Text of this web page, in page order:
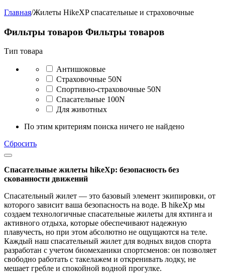
Главная/Жилеты HikeXP спасательные и страховочные
Фильтры товаров Фильтры товаров
Тип товара
Антишоковые
Страховочные 50N
Спортивно-страховочные 50N
Спасательные 100N
Для животных
По этим критериям поиска ничего не найдено
Сбросить
Спасательные жилеты hikeXp: безопасность без
скованности движений
Спасательный жилет — это базовый элемент экипировки, от
которого зависит ваша безопасность на воде. В hikeXp мы
создаем технологичные спасательные жилеты для яхтинга и
активного отдыха, которые обеспечивают надежную
плавучесть, но при этом абсолютно не ощущаются на теле.
Каждый наш спасательный жилет для водных видов спорта
разработан с учетом биомеханики спортсменов: он позволяет
свободно работать с такелажем и откренивать лодку, не
мешает гребле и спокойной водной прогулке.